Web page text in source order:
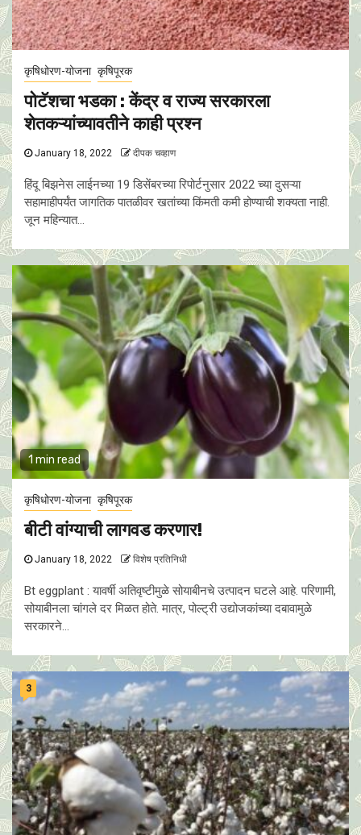
कृषिधोरण-योजना कृषिपूरक
पोटॅशचा भडका : केंद्र व राज्य सरकारला
शेतकऱ्यांच्यावतीने काही प्रश्न
January 18, 2022 दीपक चव्हाण
हिंदू बिझनेस लाईनच्या 19 डिसेंबरच्या रिपोर्टनुसार 2022 च्या दुसऱ्या
सहामाहीपर्यंत जागतिक पातळीवर खतांच्या किंमती कमी होण्याची शक्यता नाही.
जून महिन्यात...
1 min read
कृषिधोरण-योजना कृषिपूरक
बीटी वांग्याची लागवड करणार!
January 18, 2022 विशेष प्रतिनिधी
Bt eggplant : यावर्षी अतिवृष्टीमुळे सोयाबीनचे उत्पादन घटले आहे. परिणामी,
सोयाबीनला चांगले दर मिळत होते. मात्र, पोल्ट्री उद्योजकांच्या दबावामुळे
सरकारने...
3